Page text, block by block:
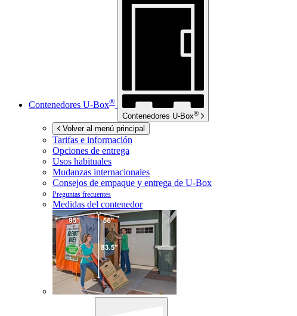
Contenedores U-Box®
Contenedores U-Box®
Volver al menú principal
Tarifas e información
Opciones de entrega
Usos habituales
Mudanzas internacionales
Consejos de empaque y entrega de U-Box
Preguntas frecuentes
Medidas del contenedor